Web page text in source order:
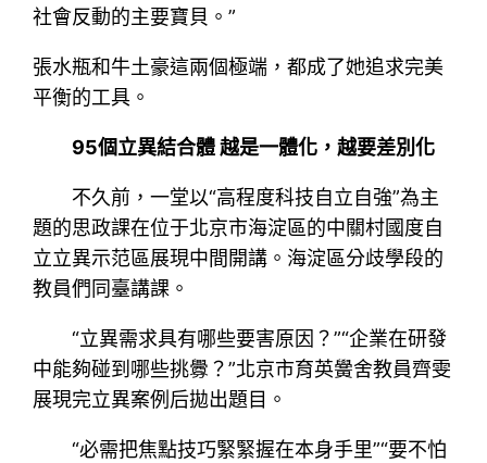
社會反動的主要寶貝。”
張水瓶和牛土豪這兩個極端，都成了她追求完美
平衡的工具。
95個立異結合體 越是一體化，越要差別化
不久前，一堂以“高程度科技自立自強”為主
題的思政課在位于北京市海淀區的中關村國度自
立立異示范區展現中間開講。海淀區分歧學段的
教員們同臺講課。
“立異需求具有哪些要害原因？”“企業在研發
中能夠碰到哪些挑釁？”北京市育英黌舍教員齊雯
展現完立異案例后拋出題目。
“必需把焦點技巧緊緊握在本身手里”“要不怕